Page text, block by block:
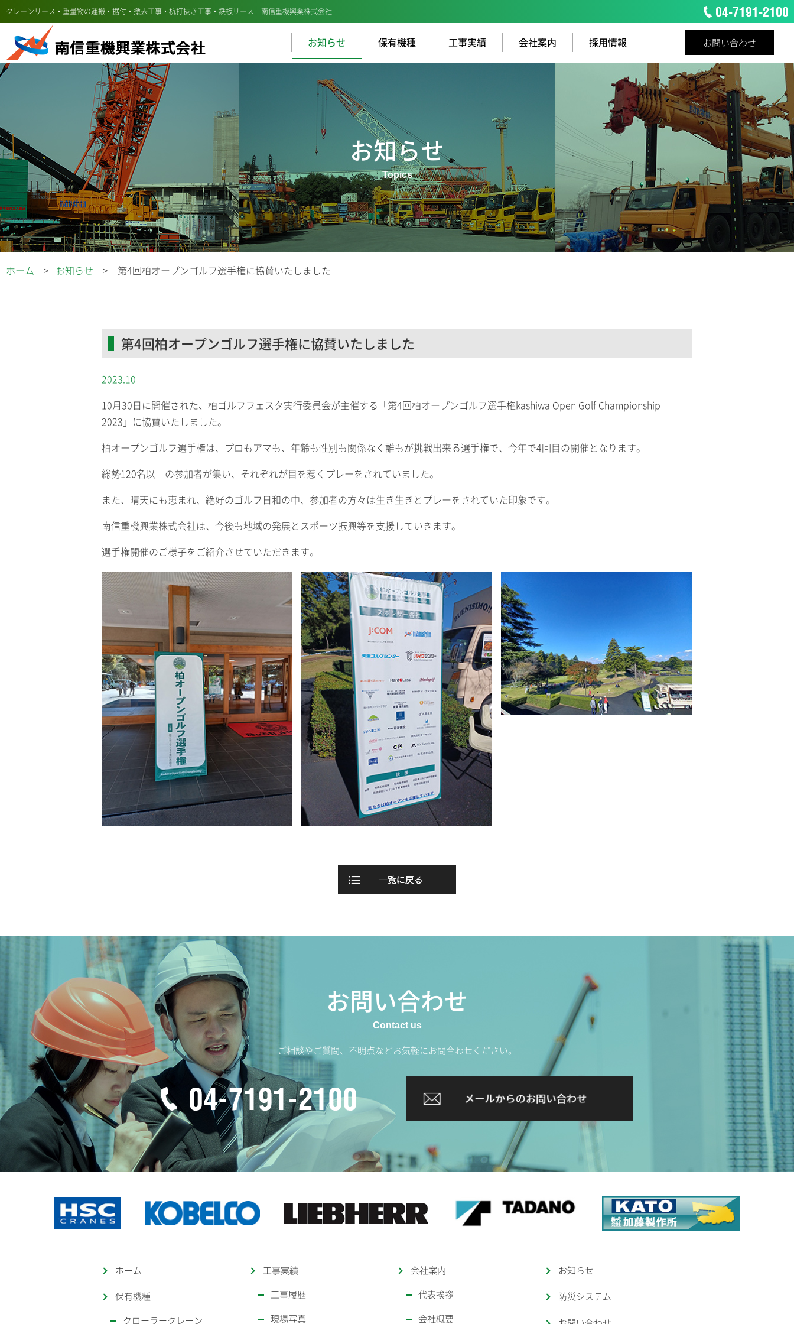
クレーンリース・重量物の運搬・据付・撤去工事・杭打抜き工事・鉄板リース 南信重機興業株式会社
お知らせ 保有機種 工事実績 会社案内 採用情報 お問い合わせ
お知らせ
ホーム お知らせ 第4回柏オープンゴルフ選手権に協賛いたしました
第4回柏オープンゴルフ選手権に協賛いたしました
2023.10
10月30日に開催された、柏ゴルフフェスタ実行委員会が主催する「第4回柏オープンゴルフ選手権kashiwa Open Golf Championship
2023」に協賛いたしました。
柏オープンゴルフ選手権は、プロもアマも、年齢も性別も関係なく誰もが挑戦出来る選手権で、今年で4回目の開催となります。
総勢120名以上の参加者が集い、それぞれが目を惹くプレーをされていました。
また、晴天にも恵まれ、絶好のゴルフ日和の中、参加者の方々は生き生きとプレーをされていた印象です。
南信重機興業株式会社は、今後も地域の発展とスポーツ振興等を支援していきます。
選手権開催のご様子をご紹介させていただきます。
お問い合わせ
ご相談やご質問、不明点などお気軽にお問合わせください。
ホーム
保有機種
クローラークレーン
工事実績
工事履歴
現場写真
会社案内
代表挨拶
会社概要
お知らせ
防災システム